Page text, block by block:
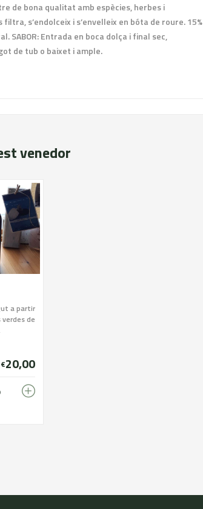
de bona qualitat amb espècies, herbes i
s’endolceix i s’envelleix en bóta de roure. 15%
SABOR: Entrada en boca dolça i final sec,
de tub o baixet i ample.
venedor
a partir
de
€20,00